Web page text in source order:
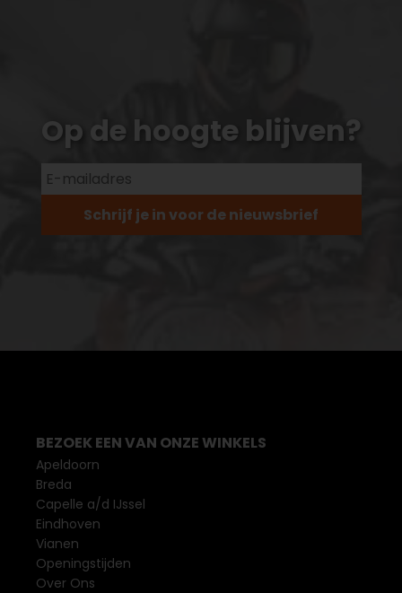
Op de hoogte blijven?
Schrijf je in voor de nieuwsbrief
BEZOEK EEN VAN ONZE WINKELS
Apeldoorn
Breda
Capelle a/d IJssel
Eindhoven
Vianen
Openingstijden
Over Ons